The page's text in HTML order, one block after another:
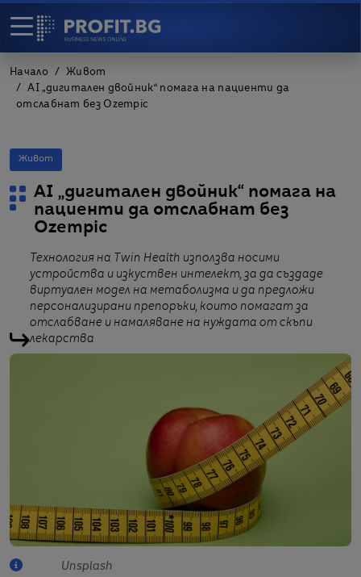
Начало
Живот
AI „дигитален двойник“ помага на пациенти да
отслабнат без Ozempic
Живот
AI „дигитален двойник“ помага на
пациенти да отслабнат без
Ozempic
Технология на Twin Health използва носими
устройства и изкуствен интелект, за да създаде
виртуален модел на метаболизма и да предложи
персонализирани препоръки, които помагат за
отслабване и намаляване на нуждата от скъпи
лекарства
Unsplash